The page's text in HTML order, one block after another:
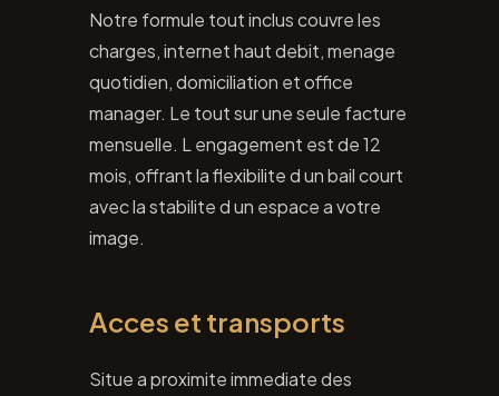
Notre formule tout inclus couvre les
charges, internet haut debit, menage
quotidien, domiciliation et office
manager. Le tout sur une seule facture
mensuelle. L engagement est de 12
mois, offrant la flexibilite d un bail court
avec la stabilite d un espace a votre
image.
Acces et transports
Situe a proximite immediate des